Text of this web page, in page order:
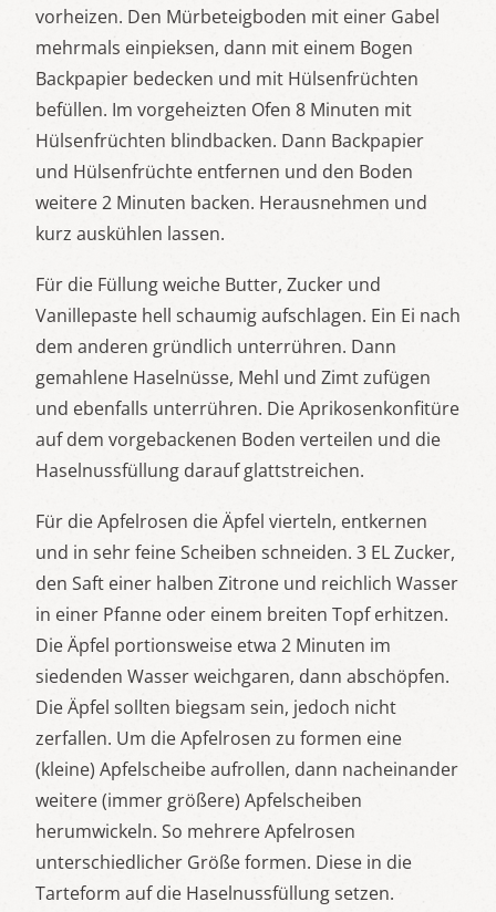
vorheizen. Den Mürbeteigboden mit einer Gabel
mehrmals einpieksen, dann mit einem Bogen
Backpapier bedecken und mit Hülsenfrüchten
befüllen. Im vorgeheizten Ofen 8 Minuten mit
Hülsenfrüchten blindbacken. Dann Backpapier
und Hülsenfrüchte entfernen und den Boden
weitere 2 Minuten backen. Herausnehmen und
kurz auskühlen lassen.
Für die Füllung weiche Butter, Zucker und
Vanillepaste hell schaumig aufschlagen. Ein Ei nach
dem anderen gründlich unterrühren. Dann
gemahlene Haselnüsse, Mehl und Zimt zufügen
und ebenfalls unterrühren. Die Aprikosenkonfitüre
auf dem vorgebackenen Boden verteilen und die
Haselnussfüllung darauf glattstreichen.
Für die Apfelrosen die Äpfel vierteln, entkernen
und in sehr feine Scheiben schneiden. 3 EL Zucker,
den Saft einer halben Zitrone und reichlich Wasser
in einer Pfanne oder einem breiten Topf erhitzen.
Die Äpfel portionsweise etwa 2 Minuten im
siedenden Wasser weichgaren, dann abschöpfen.
Die Äpfel sollten biegsam sein, jedoch nicht
zerfallen. Um die Apfelrosen zu formen eine
(kleine) Apfelscheibe aufrollen, dann nacheinander
weitere (immer größere) Apfelscheiben
herumwickeln. So mehrere Apfelrosen
unterschiedlicher Größe formen. Diese in die
Tarteform auf die Haselnussfüllung setzen.